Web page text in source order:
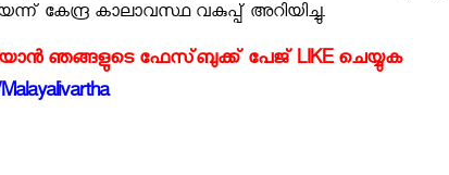
കേന്ദ്ര കാലാവസ്ഥ വകുപ്പ് അറിയിച്ചു.
ഞങ്ങളുടെ ഫേസ്‌ബുക്ക്‌ പേജ് LIKE ചെയ്യുക